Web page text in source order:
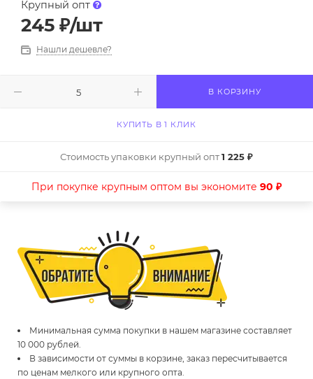
Крупный опт
245 ₽/шт
Нашли дешевле?
В КОРЗИНУ
КУПИТЬ В 1 КЛИК
Стоимость упаковки крупный опт1 225 ₽
При покупке крупным оптом вы экономите 90 ₽
Минимальная сумма покупки в нашем магазине составляет
10 000 рублей.
В зависимости от суммы в корзине, заказ пересчитывается
по ценам мелкого или крупного опта.